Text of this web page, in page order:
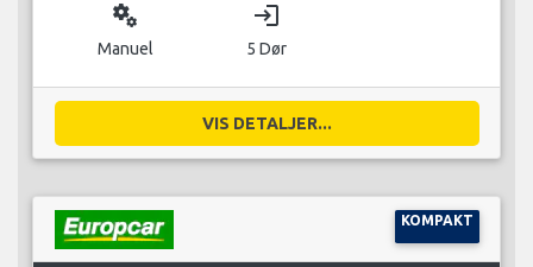
miscellaneous_services
Manuel
login
5 Dør
VIS DETALJER...
KOMPAKT